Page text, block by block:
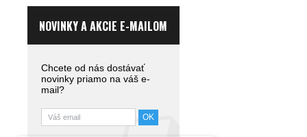
NOVINKY A AKCIE E-MAILOM
Chcete od nás dostávať
novinky priamo na váš e-
mail?